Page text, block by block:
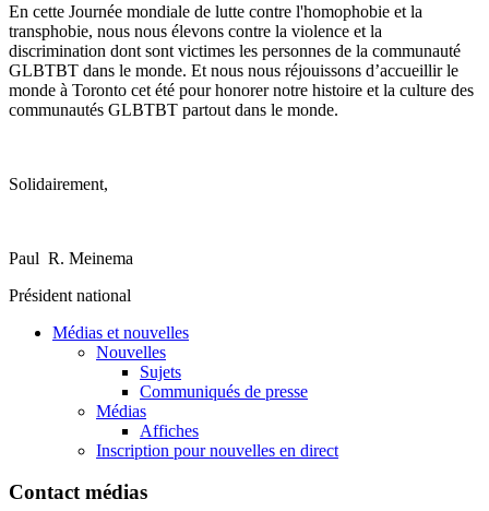
En cette Journée mondiale de lutte contre l'homophobie et la
transphobie, nous nous élevons contre la violence et la
discrimination dont sont victimes les personnes de la communauté
GLBTBT dans le monde. Et nous nous réjouissons d’accueillir le
monde à Toronto cet été pour honorer notre histoire et la culture des
communautés GLBTBT partout dans le monde.
Solidairement,
Paul R. Meinema
Président national
Médias et nouvelles
Nouvelles
Sujets
Communiqués de presse
Médias
Affiches
Inscription pour nouvelles en direct
Contact médias